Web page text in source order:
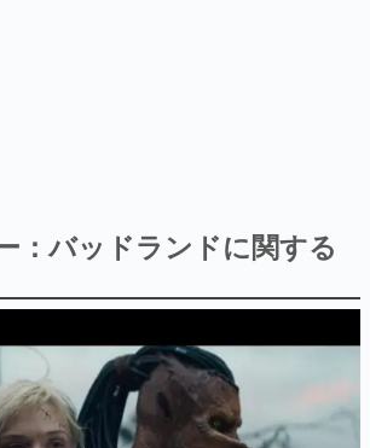
ンテンツ産業やカルチャーに与えた影響を探る企
モバイルゲーム産業史
掲載。約20年の歴史が一望できる決定版！
のいたり〜ゲームクリエイターの青春〜
ヌケ』『ペンと箸』等で知られるマンガ家・田中圭
によるゲーム業界レポートマンガです。
：バッドランドに関する